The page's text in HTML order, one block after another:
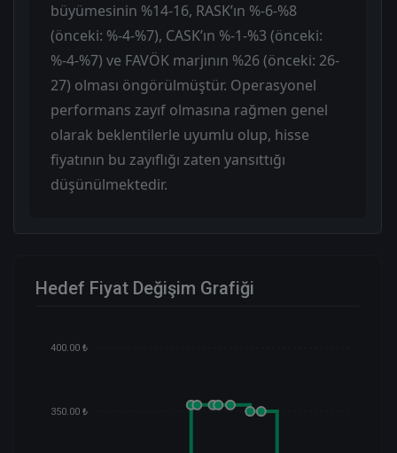
büyümesinin %14-16, RASK’ın %-6-%8
(önceki: %-4-%7), CASK’ın %-1-%3 (önceki:
%-4-%7) ve FAVÖK marjının %26 (önceki: 26-
27) olması öngörülmüştür. Operasyonel
performans zayıf olmasına rağmen genel
olarak beklentilerle uyumlu olup, hisse
fiyatının bu zayıflığı zaten yansıttığı
düşünülmektedir.
Hedef Fiyat Değişim Grafiği
400.00 ₺
350.00 ₺